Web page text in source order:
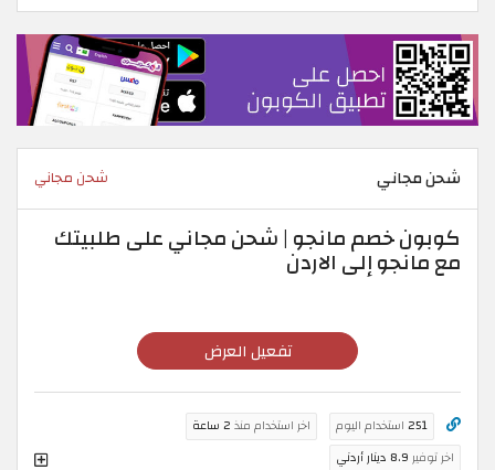
شحن مجاني شحن مجاني
كوبون خصم مانجو | شحن مجاني على طلبيتك
مع مانجو إلى الاردن
تفعيل العرض
251 استخدام اليوم اخر استخدام منذ 2 ساعة
اخر توفير 8.9 دينار أردني